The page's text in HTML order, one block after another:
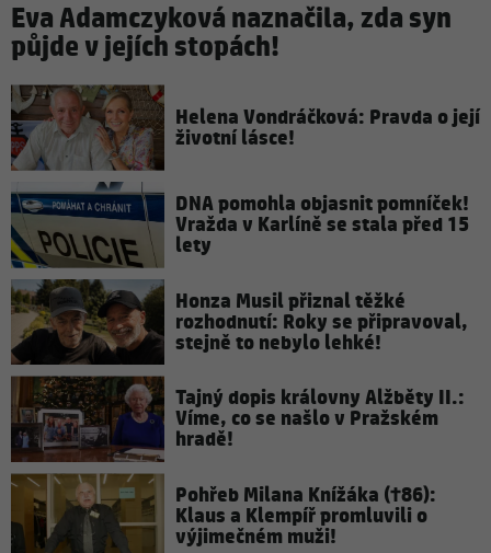
Eva Adamczyková naznačila, zda syn
půjde v jejích stopách!
Helena Vondráčková: Pravda o její
životní lásce!
DNA pomohla objasnit pomníček!
Vražda v Karlíně se stala před 15
lety
Honza Musil přiznal těžké
rozhodnutí: Roky se připravoval,
stejně to nebylo lehké!
Tajný dopis královny Alžběty II.:
Víme, co se našlo v Pražském
hradě!
Pohřeb Milana Knížáka (†86):
Klaus a Klempíř promluvili o
výjimečném muži!